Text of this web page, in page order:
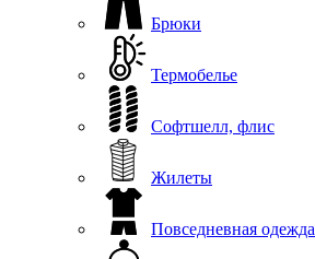
Брюки
Термобелье
Софтшелл, флис
Жилеты
Повседневная одежда